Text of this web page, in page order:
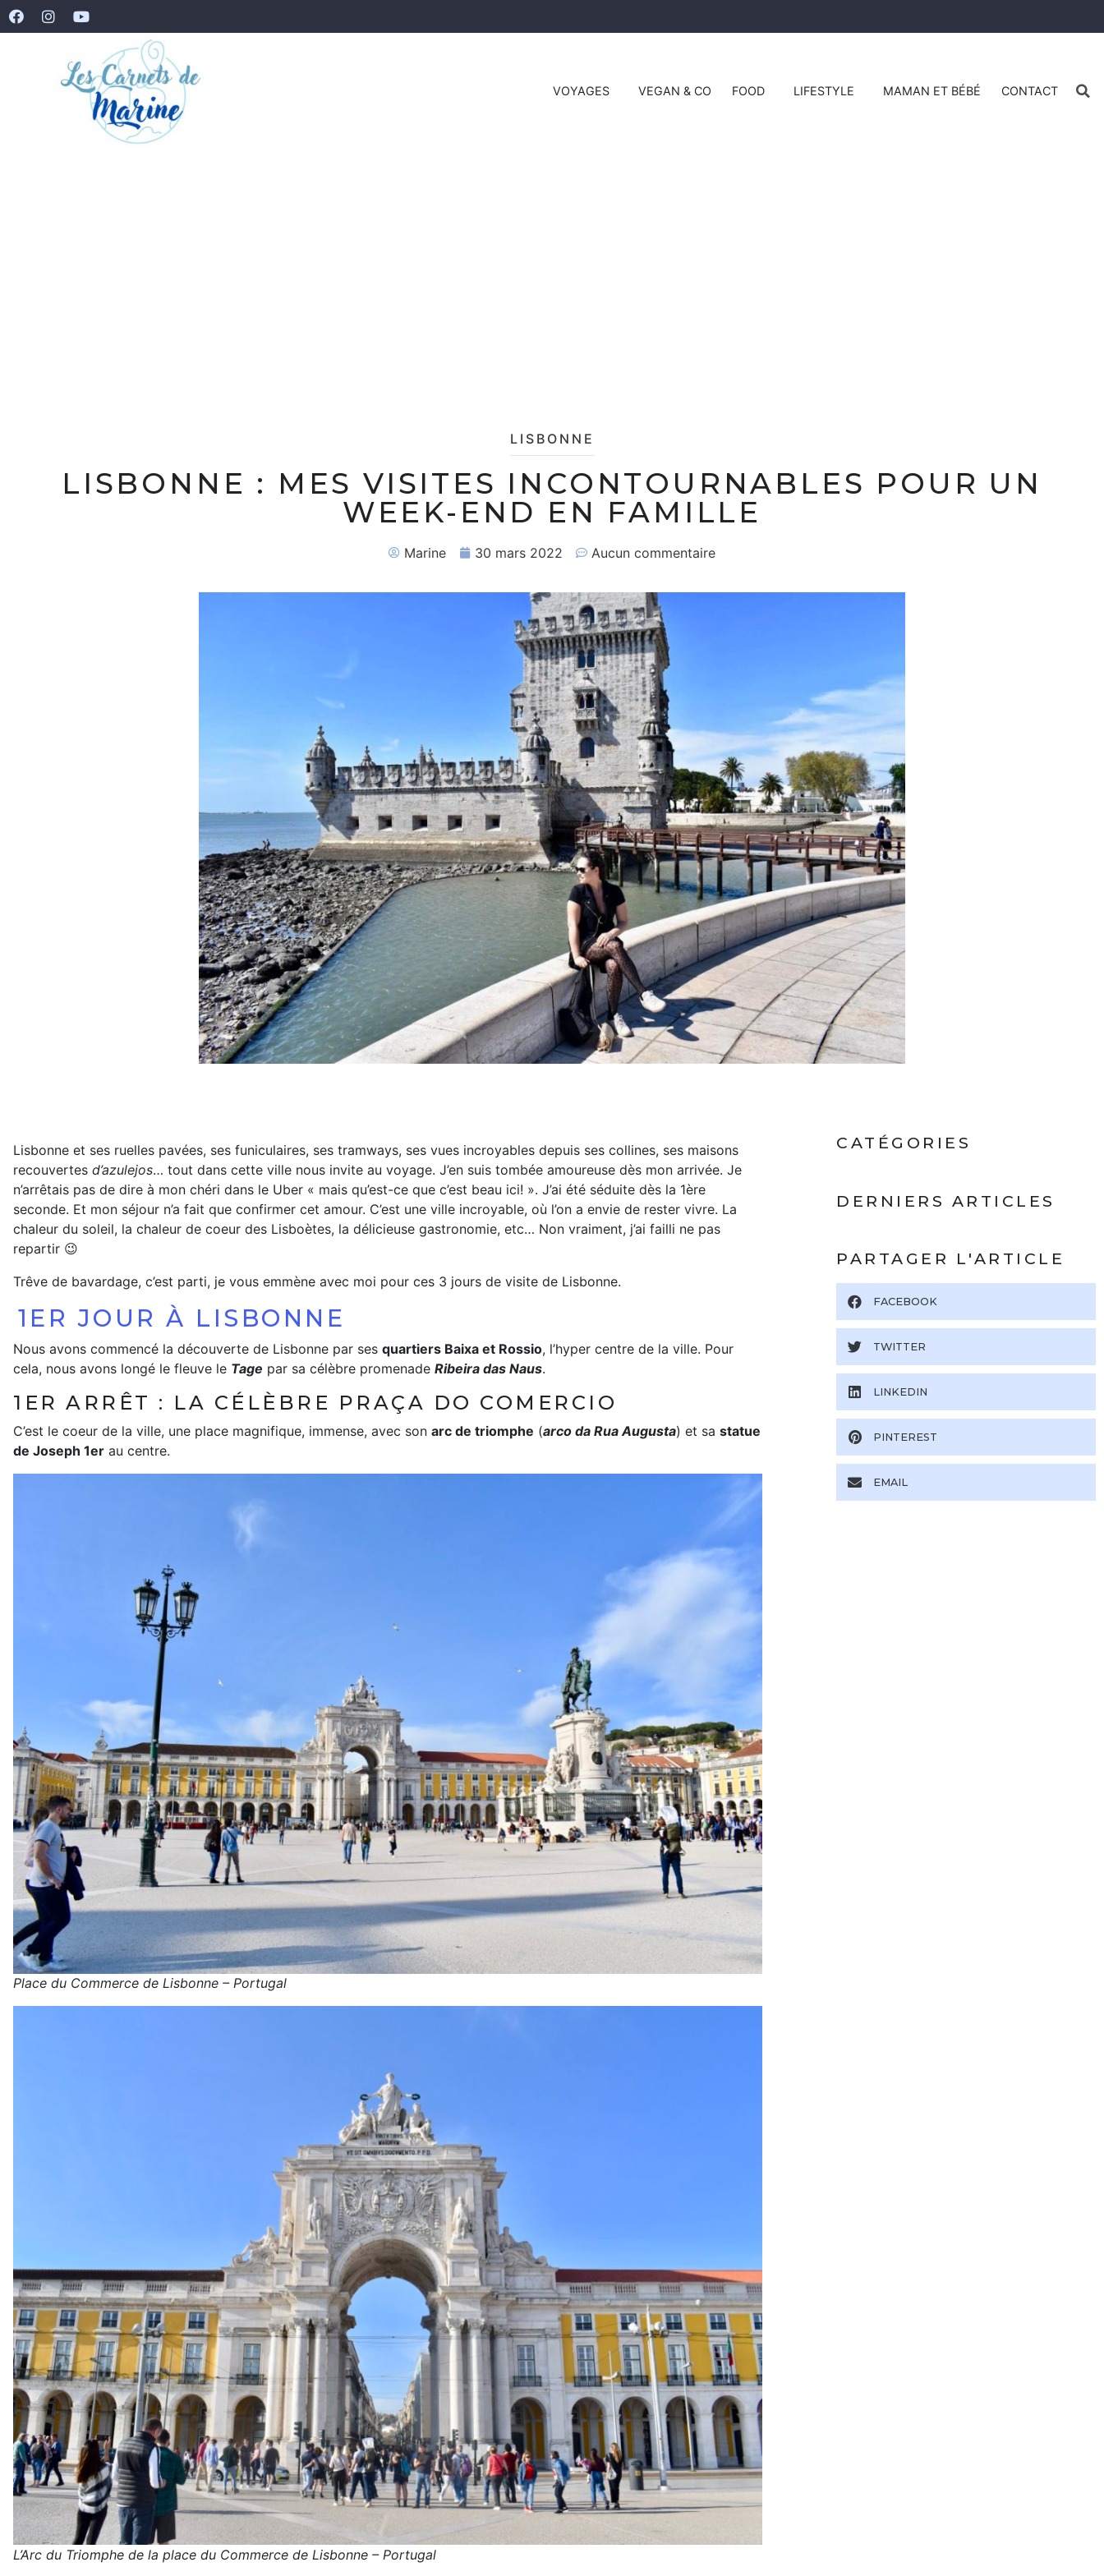
VOYAGES VEGAN & CO FOOD LIFESTYLE MAMAN ET BÉBÉ CONTACT
LISBONNE
LISBONNE : MES VISITES INCONTOURNABLES POUR UN
WEEK-END EN FAMILLE
Marine 30 mars 2022 Aucun commentaire
Lisbonne et ses ruelles pavées, ses funiculaires, ses tramways, ses vues incroyables depuis ses collines, ses maisons
recouvertes d’azulejos… tout dans cette ville nous invite au voyage. J’en suis tombée amoureuse dès mon arrivée. Je
n’arrêtais pas de dire à mon chéri dans le Uber « mais qu’est-ce que c’est beau ici! ». J’ai été séduite dès la 1ère
seconde. Et mon séjour n’a fait que confirmer cet amour. C’est une ville incroyable, où l’on a envie de rester vivre. La
chaleur du soleil, la chaleur de coeur des Lisboètes, la délicieuse gastronomie, etc… Non vraiment, j’ai failli ne pas
repartir 😉
Trêve de bavardage, c’est parti, je vous emmène avec moi pour ces 3 jours de visite de Lisbonne.
1ER JOUR À LISBONNE
Nous avons commencé la découverte de Lisbonne par ses quartiers Baixa et Rossio, l’hyper centre de la ville. Pour
cela, nous avons longé le fleuve le Tage par sa célèbre promenade Ribeira das Naus.
1ER ARRÊT : LA CÉLÈBRE PRAÇA DO COMERCIO
C’est le coeur de la ville, une place magnifique, immense, avec son arc de triomphe (arco da Rua Augusta) et sa statue
de Joseph 1er au centre.
Place du Commerce de Lisbonne – Portugal
L’Arc du Triomphe de la place du Commerce de Lisbonne – Portugal
CATÉGORIES
DERNIERS ARTICLES
PARTAGER L'ARTICLE
FACEBOOK
TWITTER
LINKEDIN
PINTEREST
EMAIL